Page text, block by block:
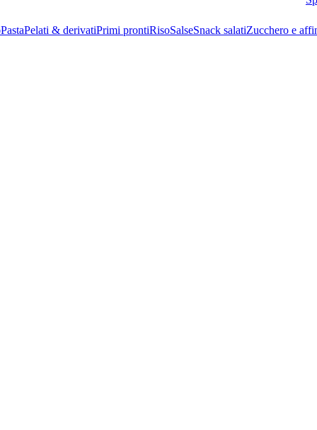
PastaPelati & derivatiPrimi prontiRisoSalseSnack salatiZucchero e